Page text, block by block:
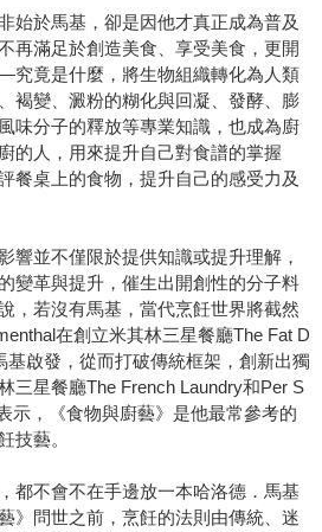
始於馬基，卻是因他才真正成為普及
再滿足於創造美食、享受美食，更開
竟是什麼，將生物組織轉化為人類
褐變、澱粉的糊化與回凝、發酵、膨
味分子的釋放等專業知識，也成為廚
的人，用來提升自己對食譜的掌握
餐桌上的食物，提升自己的感受力及
響並不僅限於提供知識或提升理解，
變革與提升，催生出開創性的分子料
，若沒有馬基，當代烹飪世界將截然
在創立米其林三星餐廳The Fat D
基啟發，從而打破傳統框架，創新出獨
三星餐廳The French Laundry和Per S
示，《食物與廚藝》是他最常參考的
技藝。
都不會不在手邊放一本哈洛德．馬基
問世之前，烹飪的法則由傳統、迷